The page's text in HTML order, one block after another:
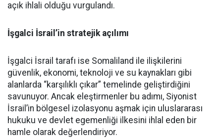
açık ihlali olduğu vurgulandı.
İşgalci İsrail’in stratejik açılımı
İşgalci İsrail tarafı ise Somaliland ile ilişkilerini
güvenlik, ekonomi, teknoloji ve su kaynakları gibi
alanlarda “karşılıklı çıkar” temelinde geliştirdiğini
savunuyor. Ancak eleştirmenler bu adımı, Siyonist
İsrail’in bölgesel izolasyonu aşmak için uluslararası
hukuku ve devlet egemenliği ilkesini ihlal eden bir
hamle olarak değerlendiriyor.